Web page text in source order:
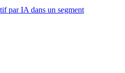
par IA dans un segment